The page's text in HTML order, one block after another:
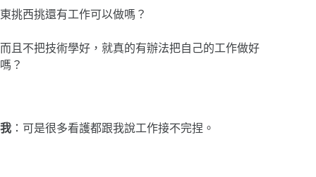
東挑西挑還有工作可以做嗎？
而且不把技術學好，就真的有辦法把自己的工作做好
嗎？
我 ：可是很多看護都跟我說工作接不完捏。